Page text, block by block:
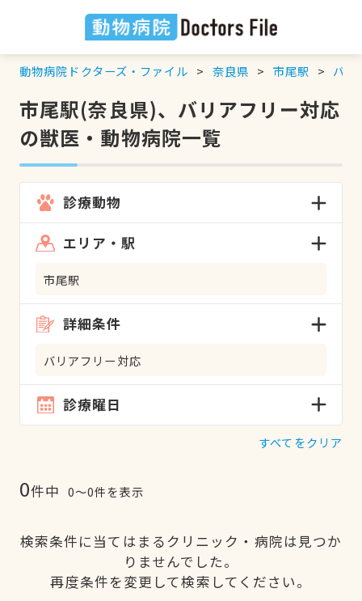
動物病院ドクターズ・ファイル 奈良県 市尾駅 バリ
市尾駅(奈良県)、バリアフリー対応
の獣医・動物病院一覧
診療動物
エリア・駅
市尾駅
詳細条件
バリアフリー対応
診療曜日
すべてをクリア
0件中 0〜0件を表示
検索条件に当てはまるクリニック・病院は見つか
りませんでした。
再度条件を変更して検索してください。